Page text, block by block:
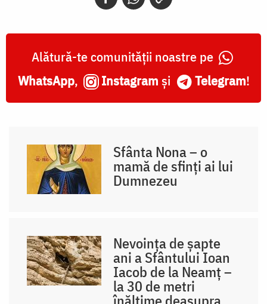
Alătură-te comunității noastre pe
WhatsApp, Instagram și Telegram!
Sfânta Nona – o
mamă de sfinți ai lui
Dumnezeu
Nevoința de șapte
ani a Sfântului Ioan
Iacob de la Neamț –
la 30 de metri